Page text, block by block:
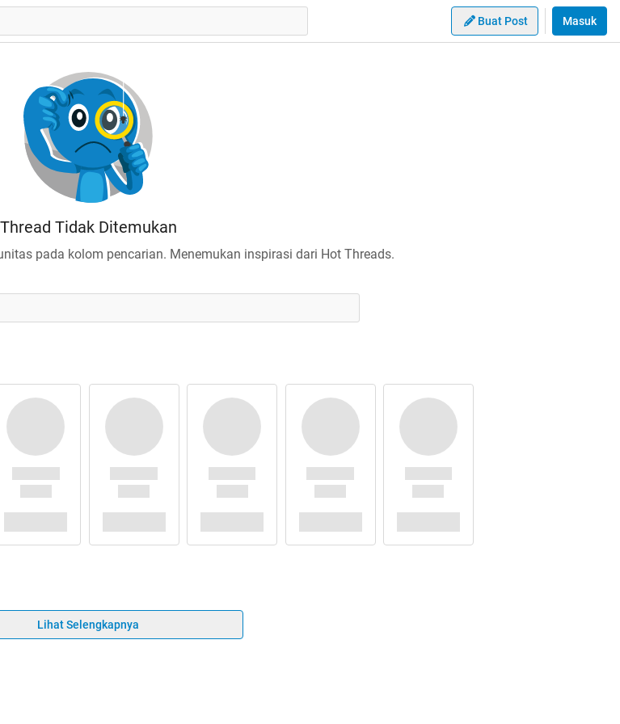
Buat Post Masuk
Thread Tidak Ditemukan
pada kolom pencarian. Menemukan inspirasi dari Hot Threads.
Lihat Selengkapnya